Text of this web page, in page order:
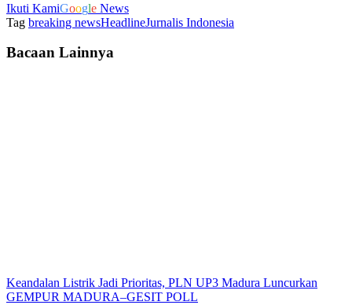
Ikuti KamiGoogle News
Tag breaking newsHeadlineJurnalis Indonesia
Bacaan Lainnya
Keandalan Listrik Jadi Prioritas, PLN UP3 Madura Luncurkan
GEMPUR MADURA–GESIT POLL